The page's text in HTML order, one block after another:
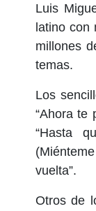
Luis
latino con
millones
temas.
Los
“Ahora te
“Hasta
vuelta”.
Otros de